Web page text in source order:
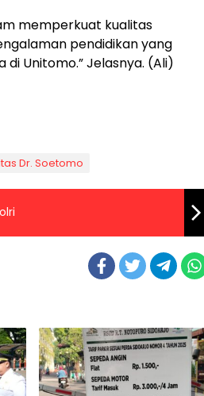
memperkuat kualitas
pendidikan yang
Unitomo.” Jelasnya. (Ali)
Dr. Soetomo